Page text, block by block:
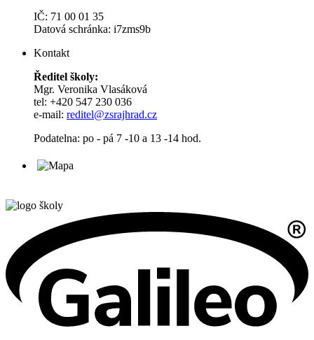
IČ: 71 00 01 35
Datová schránka: i7zms9b
Kontakt
Ředitel školy:
Mgr. Veronika Vlasáková
tel: +420 547 230 036
e-mail: reditel@zsrajhrad.cz
Podatelna: po - pá 7 -10 a 13 -14 hod.